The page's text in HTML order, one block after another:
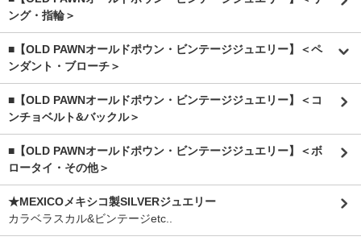
ング・指輪＞
■【OLD PAWNオールドポウン・ビンテージジュエリー】＜ペ
ンダント・ブローチ＞
■【OLD PAWNオールドポウン・ビンテージジュエリー】＜コ
ンチョベルト&バックル＞
■【OLD PAWNオールドポウン・ビンテージジュエリー】＜ボ
ロータイ・その他＞
★MEXICOメキシコ製SILVERジュエリー
カラベラスカル&ビンテージetc..